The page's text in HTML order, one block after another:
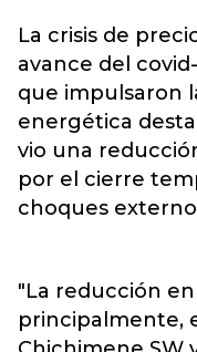
La crisis de
avance del
que impulsaron
energética
vio una
por el cierre
choques
"La reducción
principalmente,